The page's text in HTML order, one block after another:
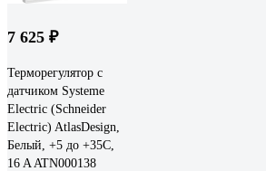
7 625 ₽
Терморегулятор с
датчиком Systeme
Electric (Schneider
Electric) AtlasDesign,
Белый, +5 до +35C,
16 A ATN000138